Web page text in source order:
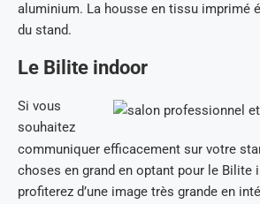
aluminium. La housse en tissu imprimé
du stand.
Le Bilite indoor
Si vous
souhaitez
communiquer efficacement sur votre
choses en grand en optant pour le Bilite
profiterez d’une image très grande en